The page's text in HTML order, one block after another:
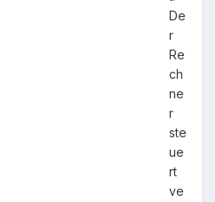
De
r
Re
ch
ne
r
ste
ue
rt
ve